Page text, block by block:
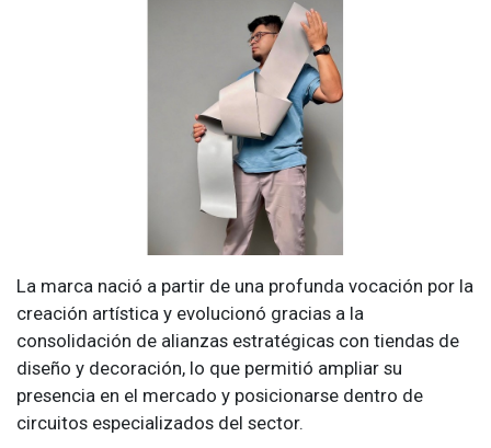
La marca nació a partir de una profunda vocación por la
creación artística y evolucionó gracias a la
consolidación de alianzas estratégicas con tiendas de
diseño y decoración, lo que permitió ampliar su
presencia en el mercado y posicionarse dentro de
circuitos especializados del sector.